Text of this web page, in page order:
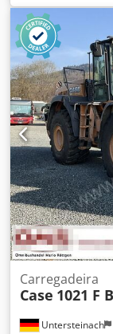
CASE 621 B nº
93 kW 10314h
Untersteinach
Carregadeira
Case 1021 F B